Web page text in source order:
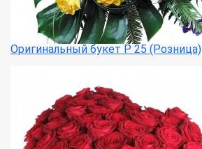
Оригинальный букет Р 25 (Розница)